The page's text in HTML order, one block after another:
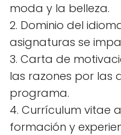
moda y la belleza.
2. Dominio del
asignaturas se
3. Carta de
las razones por las
programa.
4. Currículum vitae
formación y